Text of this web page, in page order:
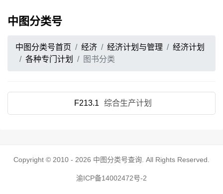
中图分类号
中图分类号首页 经济 经济计划与管理
经济计划
各种专门计划
图书分类
F213.1 综合生产计划
Copyright © 2010 - 2026 中图分类号查询 . All Rights Reserved.
渝ICP备14002472号-2